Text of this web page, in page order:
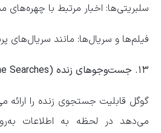
سلبریتی‌ها: اخبار مرتبط با چهره‌های
فیلم‌ها و سریال‌ها: مانند سریال‌های
۱۳. جست‌و‌جو‌های زنده (Real-Time Searches)
گوگل قابلیت جستجوی زنده را ارائه
می‌دهد در لحظه به اطلاعات